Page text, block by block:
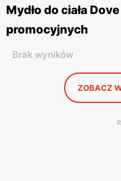
Mydło do ciała
promocyjnych
Brak wyników
ZOBACZ